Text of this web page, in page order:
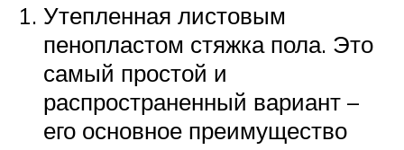
Утепленная листовым
пенопластом стяжка пола. Это
самый простой и
распространенный вариант –
его основное преимущество